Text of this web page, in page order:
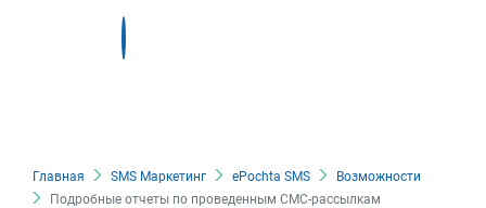
Главная SMS Маркетинг ePochta SMS
Возможности
Подробные отчеты по проведенным СМС-рассылкам